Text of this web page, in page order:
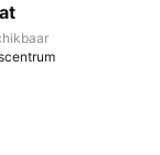
favorieten